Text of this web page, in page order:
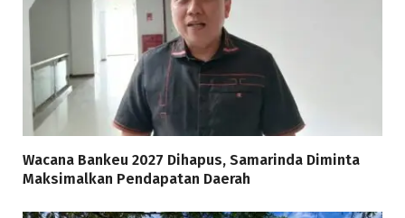
Wacana Bankeu 2027 Dihapus, Samarinda Diminta
Maksimalkan Pendapatan Daerah